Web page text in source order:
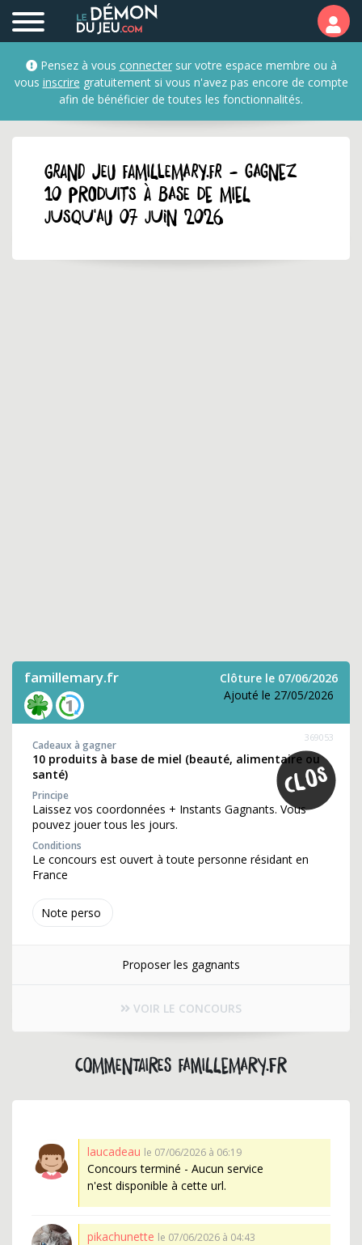
Pensez à vous connectersur votre espace membre ou à
vous inscrire gratuitement si vous n'avez pas encore de compte
afin de bénéficier de toutes les fonctionnalités.
GRAND JEU famillemary.fr - Gagnez
10 produits à base de miel
jusqu'au 07 juin 2026
famillemary.fr
Clôture le 07/06/2026
Ajouté le 27/05/2026
Note perso
369053
Cadeaux à gagner
10 produits à base de miel (beauté, alimentaire ou
santé)
Principe
Laissez vos coordonnées + Instants Gagnants. Vous
pouvez jouer tous les jours.
Conditions
Le concours est ouvert à toute personne résidant en
France
Proposer les gagnants
VOIR LE CONCOURS
Commentaires famillemary.fr
laucadeau le 07/06/2026 à 06:19
Concours terminé - Aucun service
n'est disponible à cette url.
pikachunette le 07/06/2026 à 04:43